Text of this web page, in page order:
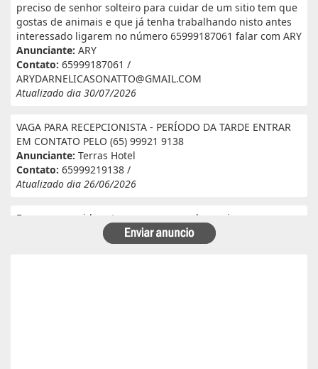
preciso de senhor solteiro para cuidar de um sitio tem que
gostas de animais e que já tenha trabalhando nisto antes
interessado ligarem no número 65999187061 falar com ARY
Anunciante: ARY
Contato: 65999187061 /
ARYDARNELICASONATTO@GMAIL.COM
Atualizado dia 30/07/2026
VAGA PARA RECEPCIONISTA - PERÍODO DA TARDE ENTRAR
EM CONTATO PELO (65) 99921 9138
Anunciante: Terras Hotel
Contato: 65999219138 /
Atualizado dia 26/06/2026
Eu e meu marido estamos a procura de serviço em
fazenda. Eu tenho experiência e referência em cantina, ele
tem experiência e referência em lavoura. Passa veneno,